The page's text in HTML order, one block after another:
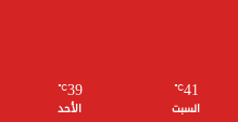
41
℃
السبت
39
℃
الأحد